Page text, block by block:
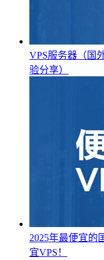
VPS服务器（国
验分享）
2025年最便宜的
宜VPS！